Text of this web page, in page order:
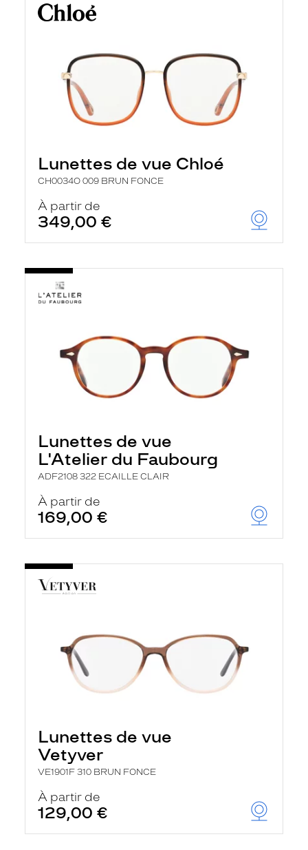
Lunettes de vue Chloé
CH0034O 009 BRUN FONCE
À partir de
349,00 €
Lunettes de vue
L'Atelier du Faubourg
ADF2108 322 ECAILLE CLAIR
À partir de
169,00 €
Lunettes de vue
Vetyver
VE1901F 310 BRUN FONCE
À partir de
129,00 €